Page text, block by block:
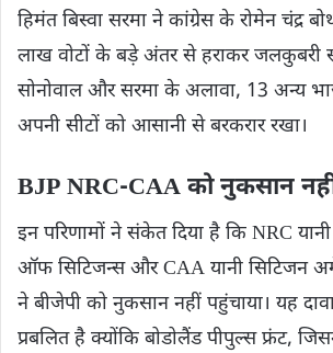
हिमंत बिस्वा सरमा ने कांग्रेस के रोमेन चंद्र
लाख वोटों के बड़े अंतर से हराकर जलकुबरी
सोनोवाल और सरमा के अलावा, 13 अन्य
अपनी सीटों को आसानी से बरकरार रखा।
BJP NRC-CAA को नुकसान
इन परिणामों ने संकेत दिया है कि NRC
ऑफ सिटिजन्स और CAA यानी सिटिजन
ने बीजेपी को नुकसान नहीं पहुंचाया। यह
प्रबलित है क्योंकि बोडोलैंड पीपुल्स फ्रंट,